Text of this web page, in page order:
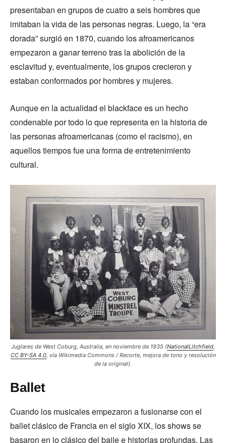
presentaban en grupos de cuatro a seis hombres que
imitaban la vida de las personas negras. Luego, la “era
dorada” surgió en 1870, cuando los afroamericanos
empezaron a ganar terreno tras la abolición de la
esclavitud y, eventualmente, los grupos crecieron y
estaban conformados por hombres y mujeres.
Aunque en la actualidad el blackface es un hecho
condenable por todo lo que representa en la historia de
las personas afroamericanas (como el racismo), en
aquellos tiempos fue una forma de entretenimiento
cultural.
Juglares de West Coburg, Australia, en noviembre de 1935 (NationalLitchfield,
CC BY-SA 4.0, vía Wikimedia Commons / Recorte, mejora de tono y resolución
de la original).
Ballet
Cuando los musicales empezaron a fusionarse con el
ballet clásico de Francia en el siglo XIX, los shows se
basaron en lo clásico del baile e historias profundas. Las